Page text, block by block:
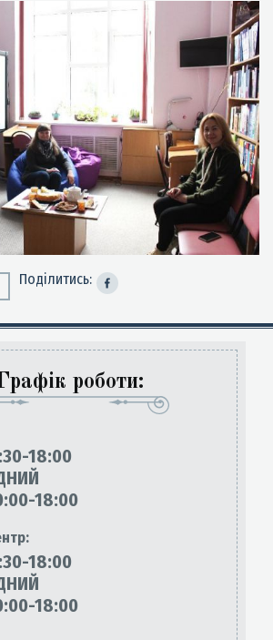
Поділитись:
роботи:
18:00
18:00
18:00
18:00